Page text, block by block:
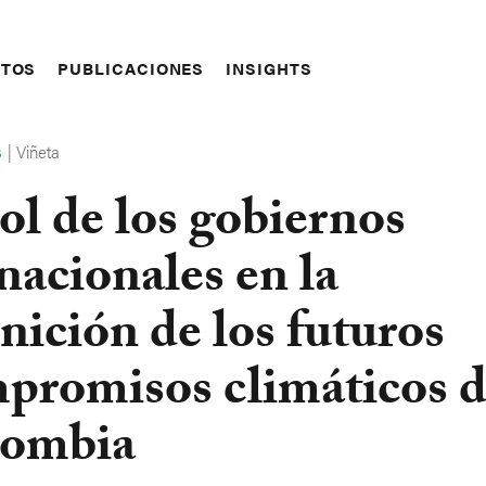
PUBLICACIONES INSIGHTS
|Viñeta
de los gobiernos
en la
de los futuros
climáticos